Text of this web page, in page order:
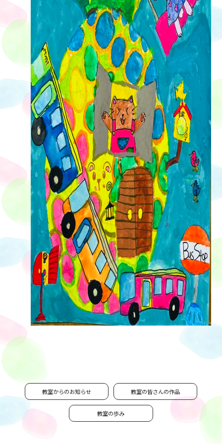
教室からのお知らせ 教室の皆さんの作品
教室の歩み